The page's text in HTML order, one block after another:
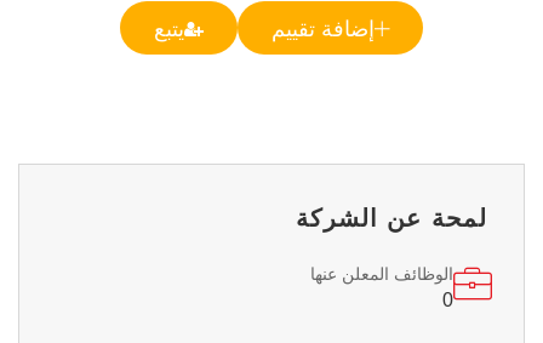
إضافة تقييم يتبع
لمحة عن الشركة
الوظائف المعلن عنها
0